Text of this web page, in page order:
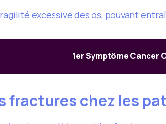
excessive des os, pouvant
1er Symptôme Cancer
fractures chez les